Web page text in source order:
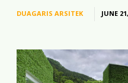
DUAGARIS ARSITEK JUNE